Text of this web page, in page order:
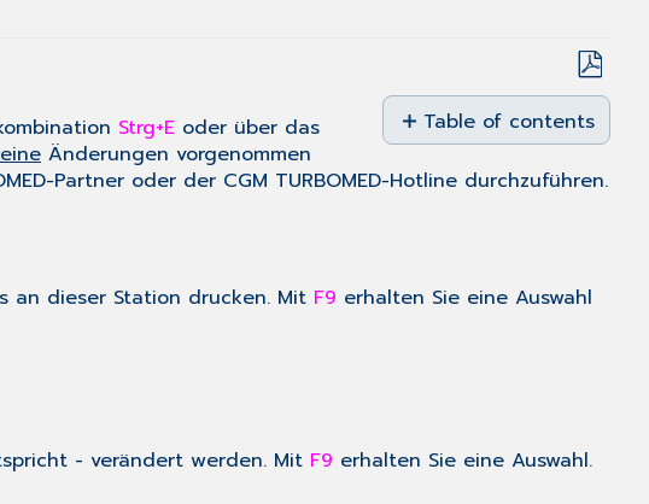
Save
as
PDF
Table of contents
Drucker
immer
Strg+E oder über das
Änderungen vorgenommen
Partner oder der CGM TURBOMED-Hotline durchzuführen.
an dieser Station drucken. Mit F9 erhalten Sie eine Auswahl
- verändert werden. Mit F9 erhalten Sie eine Auswahl.